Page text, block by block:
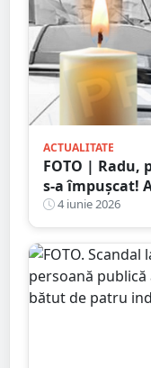
ACTUALITATE
FOTO |
s-a împușcat!
Avea doi copii
4 iunie 2026